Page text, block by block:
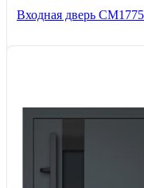
Входная дверь